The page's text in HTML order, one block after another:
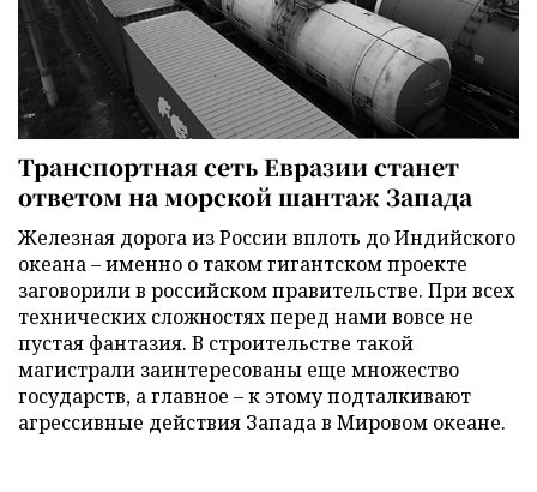
Транспортная сеть Евразии станет
ответом на морской шантаж Запада
Железная дорога из России вплоть до Индийского
океана – именно о таком гигантском проекте
заговорили в российском правительстве. При всех
технических сложностях перед нами вовсе не
пустая фантазия. В строительстве такой
магистрали заинтересованы еще множество
государств, а главное – к этому подталкивают
агрессивные действия Запада в Мировом океане.